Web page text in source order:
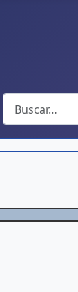
Buscar